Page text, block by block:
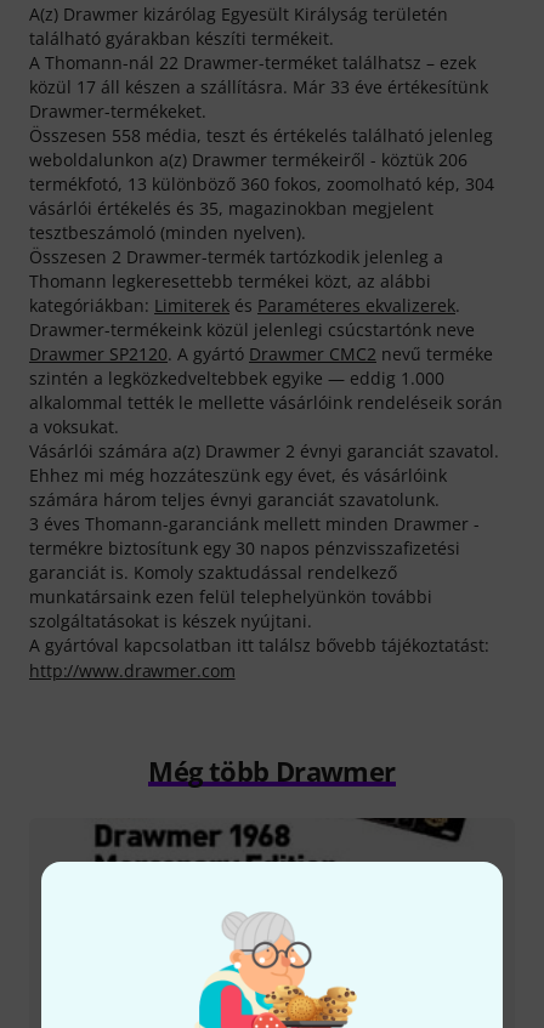
A(z) Drawmer kizárólag Egyesült Királyság területén
található gyárakban készíti termékeit.
A Thomann-nál 22 Drawmer-terméket találhatsz – ezek
közül 17 áll készen a szállításra. Már 33 éve értékesítünk
Drawmer-termékeket.
Összesen 558 média, teszt és értékelés található jelenleg
weboldalunkon a(z) Drawmer termékeiről - köztük 206
termékfotó, 13 különböző 360 fokos, zoomolható kép, 304
vásárlói értékelés és 35, magazinokban megjelent
tesztbeszámoló (minden nyelven).
Összesen 2 Drawmer-termék tartózkodik jelenleg a
Thomann legkeresettebb termékei közt, az alábbi
kategóriákban: Limiterek és Paraméteres ekvalizerek.
Drawmer-termékeink közül jelenlegi csúcstartónk neve
Drawmer SP2120. A gyártó Drawmer CMC2 nevű terméke
szintén a legközkedveltebbek egyike — eddig 1.000
alkalommal tették le mellette vásárlóink rendeléseik során
a voksukat.
Vásárlói számára a(z) Drawmer 2 évnyi garanciát szavatol.
Ehhez mi még hozzáteszünk egy évet, és vásárlóink
számára három teljes évnyi garanciát szavatolunk.
3 éves Thomann-garanciánk mellett minden Drawmer -
termékre biztosítunk egy 30 napos pénzvisszafizetési
garanciát is. Komoly szaktudással rendelkező
munkatársaink ezen felül telephelyünkön további
szolgáltatásokat is készek nyújtani.
A gyártóval kapcsolatban itt találsz bővebb tájékoztatást:
http://www.drawmer.com
Még több Drawmer